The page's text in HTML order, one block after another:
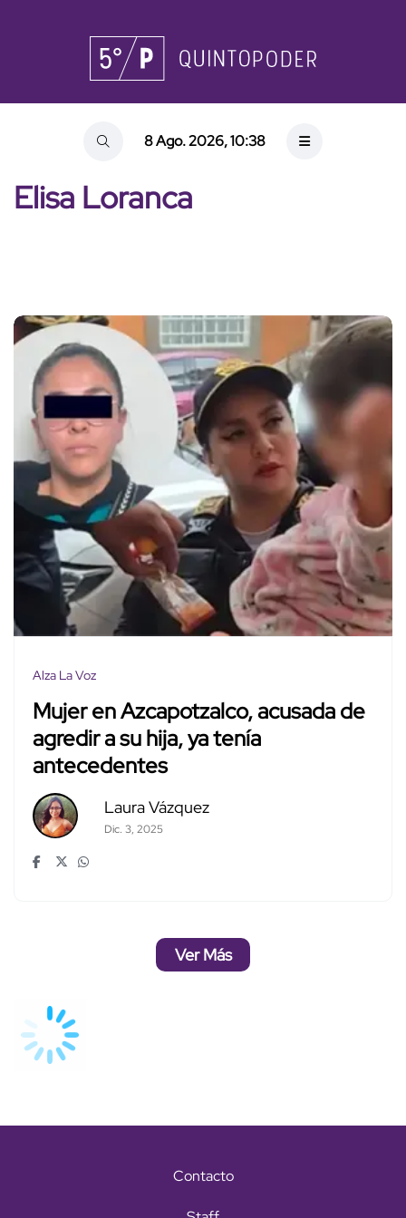
8 Ago. 2026, 10:38
Elisa Loranca
Alza La Voz
Mujer en Azcapotzalco, acusada de
agredir a su hija, ya tenía
antecedentes
Laura Vázquez
Dic. 3, 2025
Ver Más
Contacto